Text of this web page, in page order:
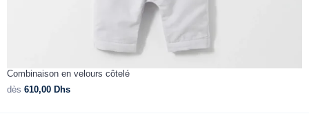
Combinaison en velours côtelé
dès 610,00 Dhs